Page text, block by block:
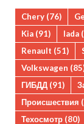
Chery (76)
Kia (91) lada
Renault (51)
Volkswagen
ГИБДД (91)
Происшествия
Техосмотр (80)